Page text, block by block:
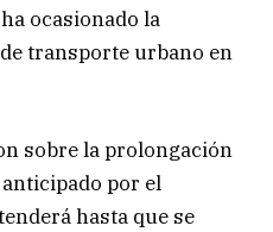
ocasionado la
transporte urbano en
sobre la prolongación
por el
hasta que se